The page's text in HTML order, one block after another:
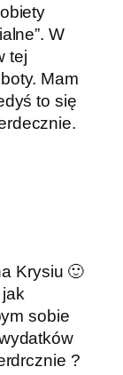
W
tej
Mam
to się
Krysiu 🙂
sobie
?